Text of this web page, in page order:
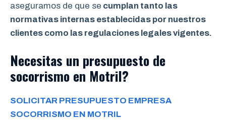
aseguramos de que se cumplan tanto las
normativas internas establecidas por nuestros
clientes como las regulaciones legales vigentes.
Necesitas un presupuesto de
socorrismo en Motril?
SOLICITAR PRESUPUESTO EMPRESA
SOCORRISMO EN MOTRIL